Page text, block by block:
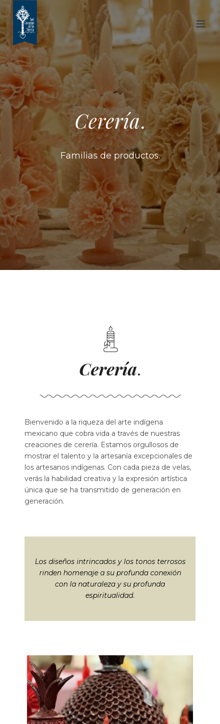
Cerería.
Familias de productos.
Cerería.
Bienvenido a la riqueza del arte indígena
mexicano que cobra vida a través de nuestras
creaciones de cerería. Estamos orgullosos de
mostrar el talento y la artesanía excepcionales de
los artesanos indígenas. Con cada pieza de velas,
verás la habilidad creativa y la expresión artística
única que se ha transmitido de generación en
generación.
Los diseños intrincados y los tonos terrosos
rinden homenaje a su profunda conexión
con la naturaleza y su profunda
espiritualidad.